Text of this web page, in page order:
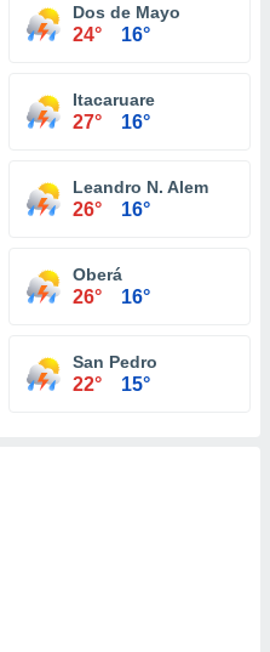
Dos de Mayo
24° 16°
Itacaruare
27° 16°
Leandro N. Alem
26° 16°
Oberá
26° 16°
San Pedro
22° 15°